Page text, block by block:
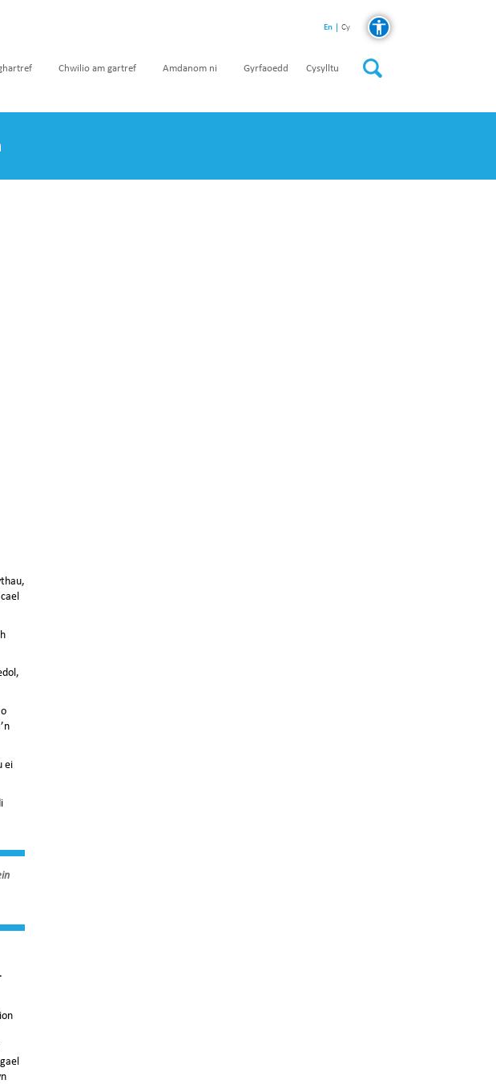
En Cy
Chwilio am gartref Amdanom ni Gyrfaoedd Cysylltu
ei